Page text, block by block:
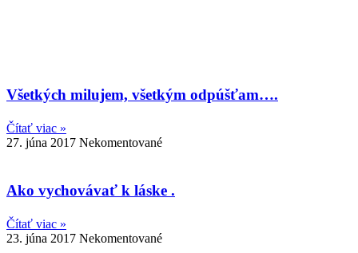
Všetkých milujem, všetkým odpúšťam….
Čítať viac »
27. júna 2017 Nekomentované
Ako vychovávať k láske .
Čítať viac »
23. júna 2017 Nekomentované